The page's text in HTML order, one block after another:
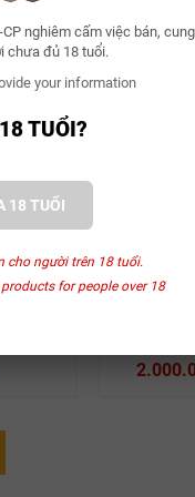
nghiêm cấm việc bán, cung
chưa đủ 18 tuổi.
your information
TUỔI?
18 TUỔI
cho người trên 18 tuổi.
for people over 18
QUAN
Brut